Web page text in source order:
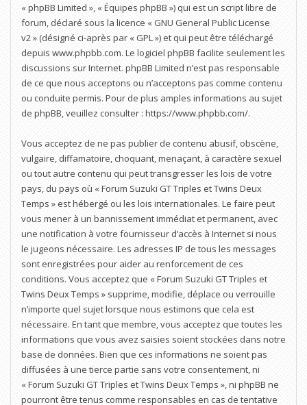
« phpBB Limited », « Équipes phpBB ») qui est un script libre de
forum, déclaré sous la licence «GNU General Public License
v2» (désigné ci-après par « GPL ») et qui peut être téléchargé
depuis www.phpbb.com. Le logiciel phpBB facilite seulement les
discussions sur Internet. phpBB Limited n’est pas responsable
de ce que nous acceptons ou n’acceptons pas comme contenu
ou conduite permis. Pour de plus amples informations au sujet
de phpBB, veuillez consulter : https://www.phpbb.com/.
Vous acceptez de ne pas publier de contenu abusif, obscène,
vulgaire, diffamatoire, choquant, menaçant, à caractère sexuel
ou tout autre contenu qui peut transgresser les lois de votre
pays, du pays où « Forum Suzuki GT Triples et Twins Deux
Temps » est hébergé ou les lois internationales. Le faire peut
vous mener à un bannissement immédiat et permanent, avec
une notification à votre fournisseur d’accès à Internet si nous
le jugeons nécessaire. Les adresses IP de tous les messages
sont enregistrées pour aider au renforcement de ces
conditions. Vous acceptez que « Forum Suzuki GT Triples et
Twins Deux Temps » supprime, modifie, déplace ou verrouille
n’importe quel sujet lorsque nous estimons que cela est
nécessaire. En tant que membre, vous acceptez que toutes les
informations que vous avez saisies soient stockées dans notre
base de données. Bien que ces informations ne soient pas
diffusées à une tierce partie sans votre consentement, ni
« Forum Suzuki GT Triples et Twins Deux Temps », ni phpBB ne
pourront être tenus comme responsables en cas de tentative